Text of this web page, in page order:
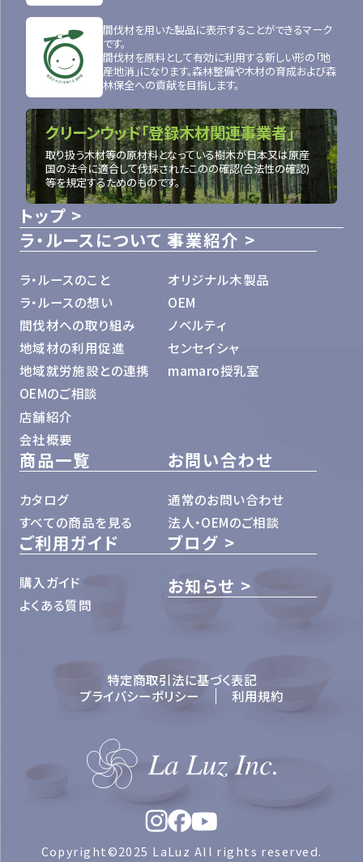
トップ
ラ・ルースについて
ラ・ルースのこと
ラ・ルースの想い
間伐材への取り組み
地域材の利用促進
地域就労施設との連携
OEMのご相談
店舗紹介
会社概要
事業紹介
オリジナル木製品
OEM
ノベルティ
センセイシャ
mamaro授乳室
商品一覧
カタログ
すべての商品を見る
お問い合わせ
通常のお問い合わせ
法人・OEMのご相談
ご利用ガイド
購入ガイド
よくある質問
ブログ
お知らせ
間伐材を用いた製品に表示することができるマーク
です。
間伐材を原料として有効に利用する新しい形の「地
産地消」になります。森林整備や木材の育成および森
林保全への貢献を目指します。
クリーンウッド「登録木材関連事業者」
取り扱う木材等の原材料となっている樹木が日本又は原産
国の法令に適合して伐採されたこのの確認(合法性の確認)
等を規定するためのものです。
特定商取引法に基づく表記
プライバシーポリシー
利用規約
Copyright©2025 LaLuz All rights reserved.